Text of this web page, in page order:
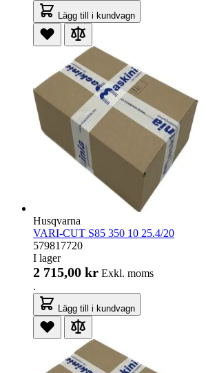
Lägg till i kundvagn
Husqvarna
VARI-CUT S85 350 10 25.4/20
579817720
I lager
2 715,00 kr Exkl. moms
.
Lägg till i kundvagn